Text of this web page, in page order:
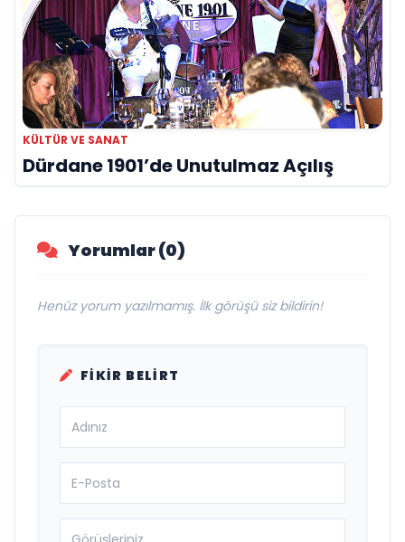
KÜLTÜR VE SANAT
Dürdane 1901’de Unutulmaz Açılış
Yorumlar (0)
Henüz yorum yazılmamış. İlk görüşü siz bildirin!
FIKIR BELIRT